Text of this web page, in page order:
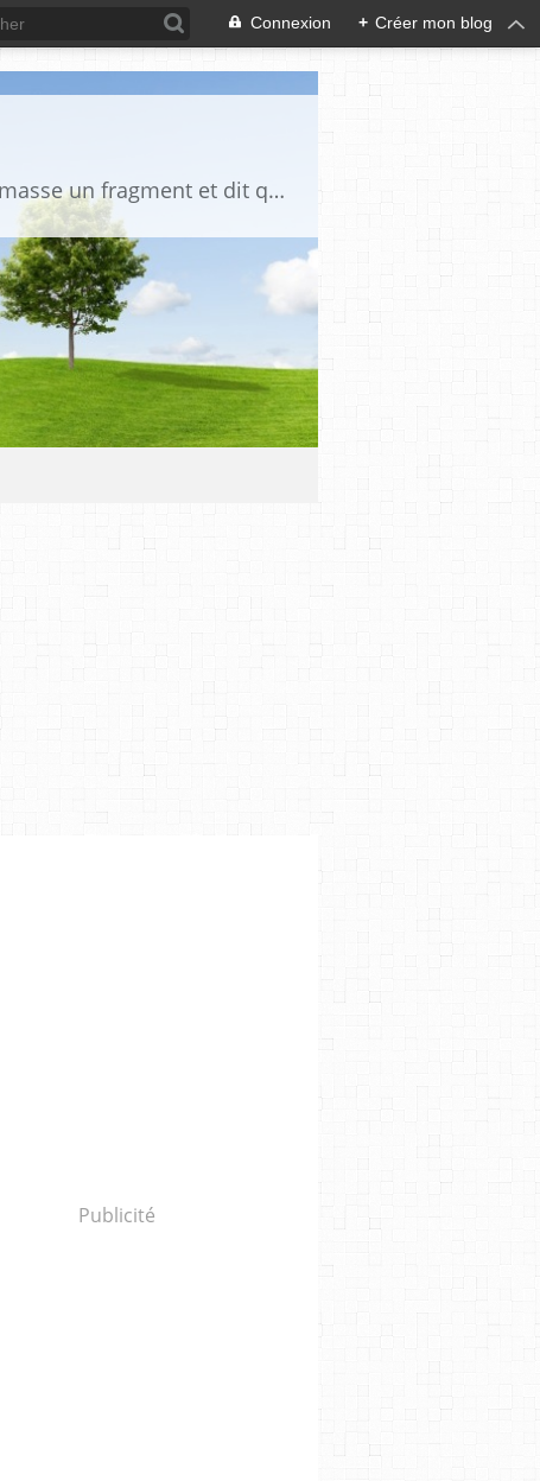
Connexion + Créer mon blog
"La vérité est un miroir tombé de la main de Dieu et qui s'est brisé. Chacun en ramasse un fragment et dit que toute la vérité s'y trouve" Djalāl ad-Dīn Rūmī (1207-1273)
Publicité